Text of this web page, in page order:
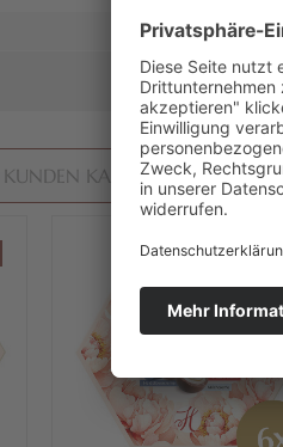
pur
KUNDEN KAUFTEN AUCH